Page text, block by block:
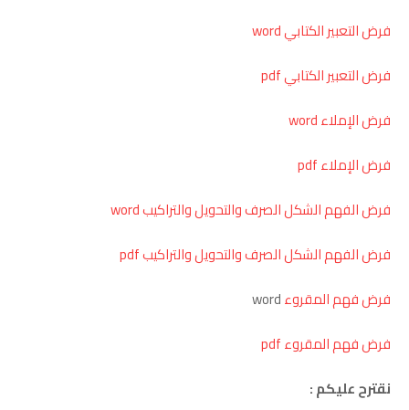
فرض التعبير الكتابي word
فرض التعبير الكتابي pdf
فرض الإملاء word
فرض الإملاء pdf
فرض الفهم الشكل الصرف والتحويل والتراكيب word
فرض الفهم الشكل الصرف والتحويل والتراكيب pdf
فرض فهم المقروء
فرض فهم المقروء pdf
نقترح عليكم :